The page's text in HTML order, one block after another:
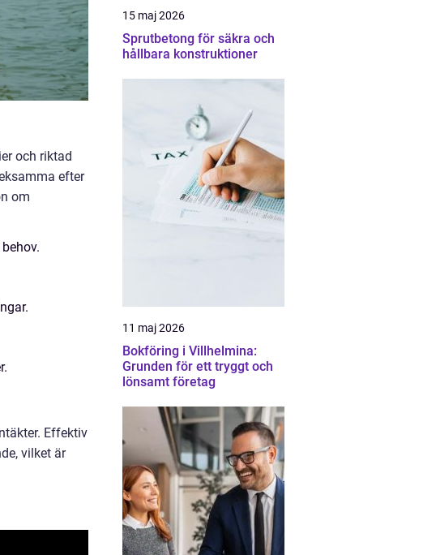
och riktad
efter
om
Effektiv
vilket är
15 maj 2026
Sprutbetong för säkra och
hållbara konstruktioner
11 maj 2026
Bokföring i Villhelmina:
Grunden för ett tryggt och
lönsamt företag